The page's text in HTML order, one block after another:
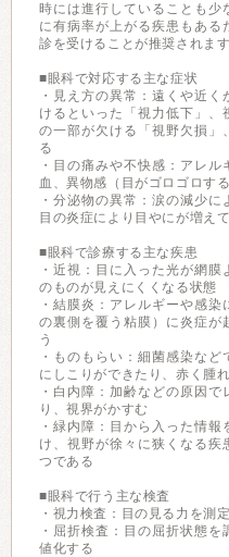
時には進行していることも少
に有病率が上がる疾患もある
診を受けることが推奨されます
■眼科で対応する主な症状
・見え方の異常：遠くや近
けるといった「視力低下」、
の一部が欠ける「視野欠損」
る
・目の痛みや不快感：アレ
血、異物感（目がゴロゴロす
・分泌物の異常：涙の減少に
目の炎症により目やにが増え
■眼科で診療する主な疾患
・近視：目に入った光が網膜
のものが見えにくくなる状態
・結膜炎：アレルギーや感
の裏側を覆う粘膜）に炎症が
う
・ものもらい：細菌感染な
にしこりができたり、赤く腫
・白内障：加齢などの原因
り、視界がかすむ
・緑内障：目から入った情
け、視野が徐々に狭くなる疾
つである
■眼科で行う主な検査
・視力検査：目の見る力を測
・屈折検査：目の屈折状態
値化する